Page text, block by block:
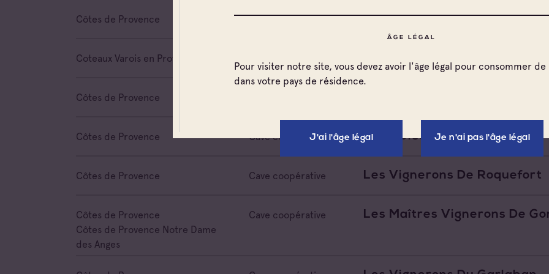
ÂGE LÉGAL
Pour visiter notre site, vous devez avoir l'âge légal pour consommer
dans votre pays de résidence.
J'ai l'âge légal Je n'ai pas l'âge légal
Côtes de Provence Cave coopérative Cellier Des 3 Collines
Coteaux Varois en Provence
Côtes de Provence
Côtes de Provence Cave coopérative Vignobles De Ramatuelle
Côtes de Provence Cave coopérative Les Vignerons De Roquefort
Côtes de Provence
Côtes de Provence Notre Dame
des Anges
Cave coopérative Les Maîtres Vignerons De